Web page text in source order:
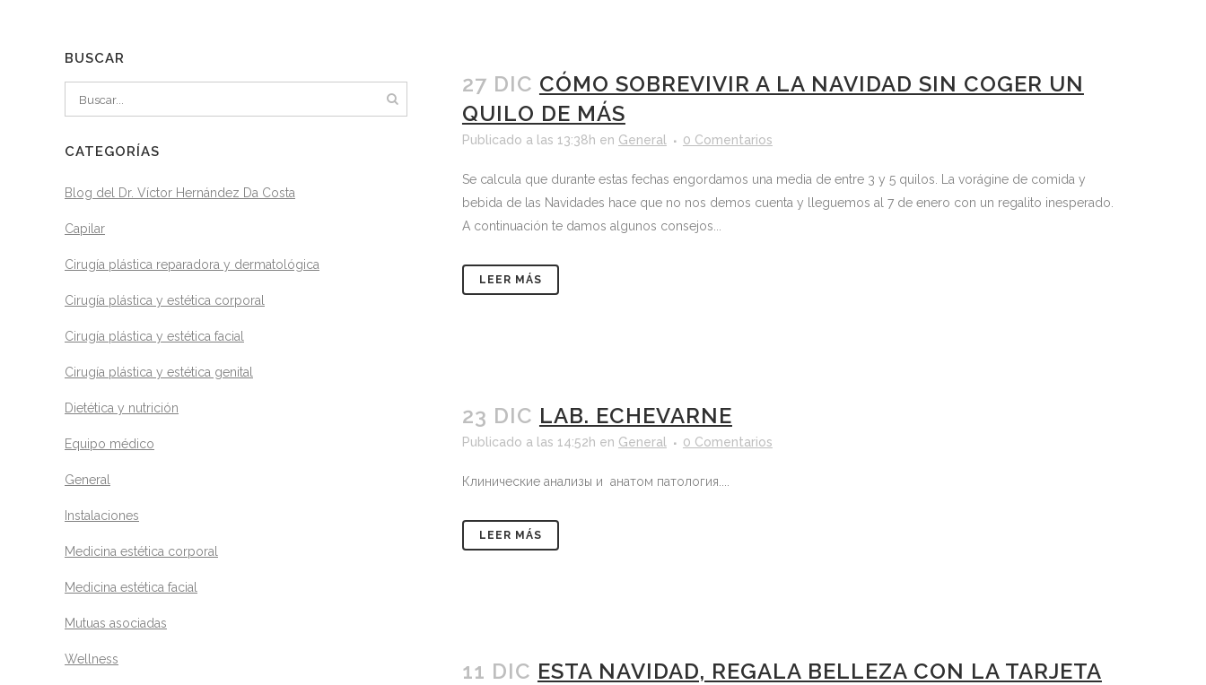
BUSCAR
CATEGORÍAS
Blog del Dr. Víctor Hernández Da Costa
Capilar
Cirugía plástica reparadora y dermatológica
Cirugía plástica y estética corporal
Cirugía plástica y estética facial
Cirugía plástica y estética genital
Dietética y nutrición
Equipo médico
General
Instalaciones
Medicina estética corporal
Medicina estética facial
Mutuas asociadas
Wellness
27 DIC CÓMO SOBREVIVIR A LA NAVIDAD SIN COGER UN
QUILO DE MÁS
Publicado a las 13:38h en General 0 Comentarios
Se calcula que durante estas fechas engordamos una media de entre 3 y 5 quilos. La vorágine de comida y
bebida de las Navidades hace que no nos demos cuenta y lleguemos al 7 de enero con un regalito inesperado.
A continuación te damos algunos consejos...
LEER MÁS
23 DIC LAB. ECHEVARNE
Publicado a las 14:52h en General 0 Comentarios
Клинические анализы и анатом патология....
LEER MÁS
11 DIC ESTA NAVIDAD, REGALA BELLEZA CON LA TARJETA